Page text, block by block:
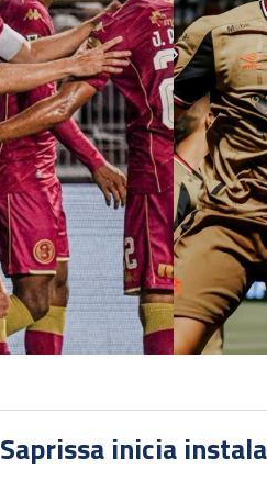
Saprissa inicia